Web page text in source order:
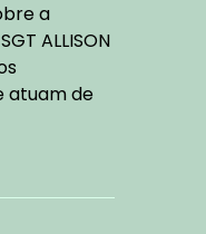
a
ALLISON
atuam de